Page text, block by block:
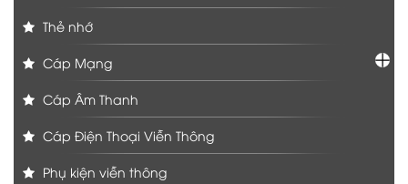
Thẻ nhớ
Cáp Mạng
Cáp Âm Thanh
Cáp Điện Thoại Viễn Thông
Phụ kiện viễn thông